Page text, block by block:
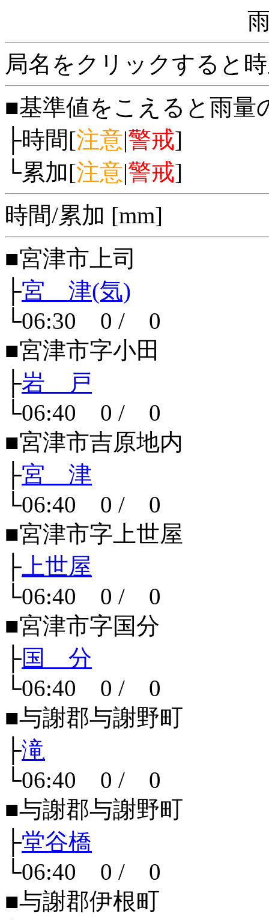
局名をクリックすると
■基準値をこえると雨量
├時間[注意|警戒]
└累加[注意|警戒]
時間/累加 [mm]
■宮津市上司
├宮 津(気)
└06:30 0 / 0
■宮津市字小田
├岩 戸
└06:40 0 / 0
■宮津市吉原地内
├宮 津
└06:40 0 / 0
■宮津市字上世屋
├ 上世屋
└06:40 0 / 0
■宮津市字国分
├国 分
└06:40 0 / 0
■与謝郡与謝野町
├滝
└06:40 0 / 0
■与謝郡与謝野町
├堂谷橋
└06:40 0 / 0
■与謝郡伊根町